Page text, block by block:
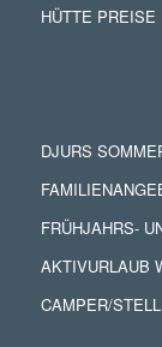
HÜTTE PREISE
DJURS
FRÜHJAHRS-
AKTIVURLAUB
CAMPER/